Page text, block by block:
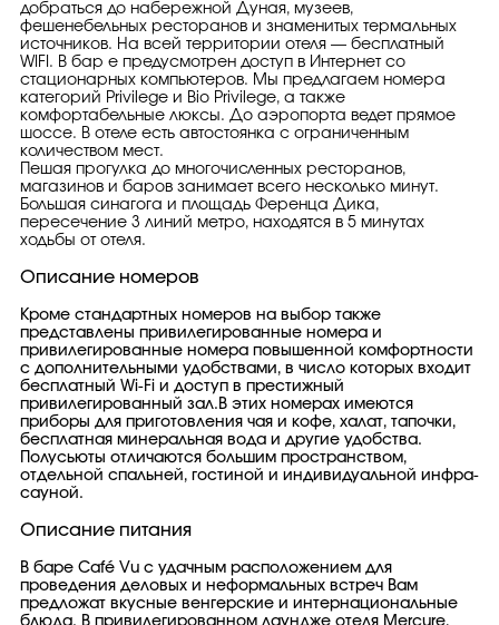
добраться до набережной Дуная, музеев,
фешенебельных ресторанов и знаменитых термальных
источников. На всей территории отеля — бесплатный
WIFI. В бар е предусмотрен доступ в Интернет со
стационарных компьютеров. Мы предлагаем номера
категорий Privilege и Bio Privilege, а также
комфортабельные люксы. До аэропорта ведет прямое
шоссе. В отеле есть автостоянка с ограниченным
количеством мест.
Пешая прогулка до многочисленных ресторанов,
магазинов и баров занимает всего несколько минут.
Большая синагога и площадь Ференца Дика,
пересечение 3 линий метро, находятся в 5 минутах
ходьбы от отеля.
Описание номеров
Кроме стандартных номеров на выбор также
представлены привилегированные номера и
привилегированные номера повышенной комфортности
с дополнительными удобствами, в число которых входит
бесплатный Wi-Fi и доступ в престижный
привилегированный зал.В этих номерах имеются
приборы для приготовления чая и кофе, халат, тапочки,
бесплатная минеральная вода и другие удобства.
Полусьюты отличаются большим пространством,
отдельной спальней, гостиной и индивидуальной инфра-
сауной.
Описание питания
В баре Café Vu с удачным расположением для
проведения деловых и неформальных встреч Вам
предложат вкусные венгерские и интернациональные
блюда. В привилегированном лаундже отеля Mercure,